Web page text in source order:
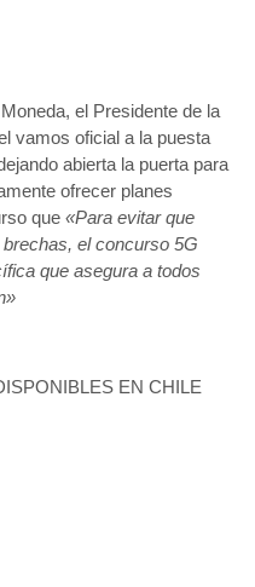
el Presidente de la
vamos oficial a la puesta
abierta la puerta para
ofrecer planes
que «Para evitar que
el concurso 5G
que asegura a todos
EN CHILE